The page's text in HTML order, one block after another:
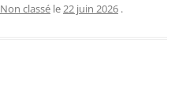
Non classé le22 juin 2026 .